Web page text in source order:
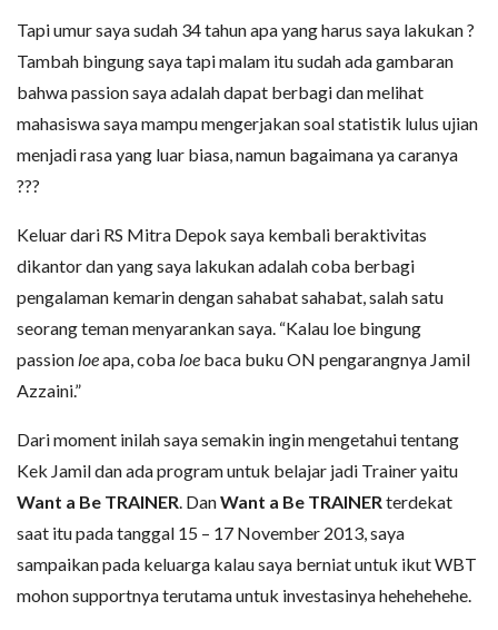
Tapi umur saya sudah 34 tahun apa yang harus saya lakukan ?
Tambah bingung saya tapi malam itu sudah ada gambaran
bahwa passion saya adalah dapat berbagi dan melihat
mahasiswa saya mampu mengerjakan soal statistik lulus ujian
menjadi rasa yang luar biasa, namun bagaimana ya caranya
???
Keluar dari RS Mitra Depok saya kembali beraktivitas
dikantor dan yang saya lakukan adalah coba berbagi
pengalaman kemarin dengan sahabat sahabat, salah satu
seorang teman menyarankan saya. “Kalau loe bingung
passion loeapa, coba loe baca buku ON pengarangnya Jamil
Azzaini.”
Dari moment inilah saya semakin ingin mengetahui tentang
Kek Jamil dan ada program untuk belajar jadi Trainer yaitu
Want a Be TRAINER . DanWant a Be TRAINER terdekat
saat itu pada tanggal 15 – 17 November 2013, saya
sampaikan pada keluarga kalau saya berniat untuk ikut WBT
mohon supportnya terutama untuk investasinya hehehehehe.